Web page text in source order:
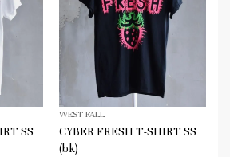
SS
WEST FALL
CYBER FRESH T-SHIRT SS
(bk)